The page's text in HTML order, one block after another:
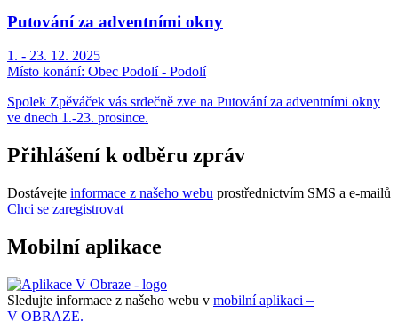
Putování za adventními okny
1. - 23. 12. 2025
Místo konání: Obec Podolí - Podolí
Spolek Zpěváček vás srdečně zve na Putování za adventními okny
ve dnech 1.-23. prosince.
Přihlášení k odběru zpráv
Dostávejte informace z našeho webu prostřednictvím SMS a e-mailů
Chci se zaregistrovat
Mobilní aplikace
Sledujte informace z našeho webu v mobilní aplikaci –
V OBRAZE.